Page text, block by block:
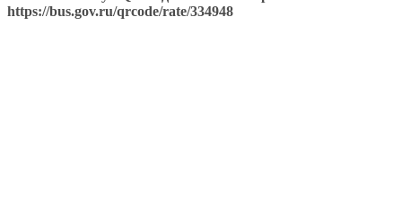
https://bus.gov.ru/qrcode/rate/334948